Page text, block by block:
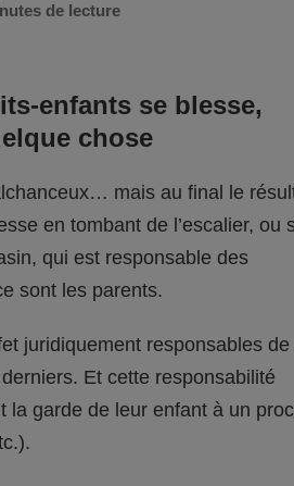
de lecture
enfants se blesse,
chose
mais au final le
en tombant de l’escalier, ou
qui est responsable des
sont les parents.
juridiquement responsables
Et cette responsabilité
la garde de leur enfant à un